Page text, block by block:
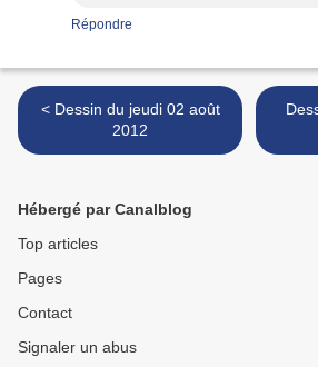
Répondre
< Dessin du jeudi 02 août
2012
Hébergé par Canalblog
Top articles
Pages
Contact
Signaler un abus